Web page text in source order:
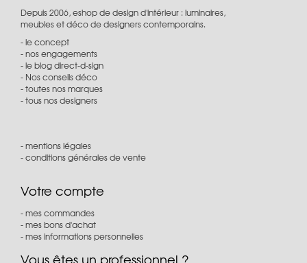
Depuis 2006, eshop de design d'intérieur : luminaires,
meubles et déco de designers contemporains.
le concept
nos engagements
le blog direct-d-sign
Nos conseils déco
toutes nos marques
tous nos designers
mentions légales
conditions générales de vente
Votre compte
mes commandes
mes bons d'achat
mes informations personnelles
Vous êtes un professionnel ?